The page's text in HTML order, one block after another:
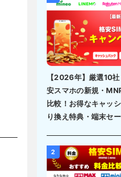
【2026年】厳選10
安スマホの新規・
比較！お得なキャッ
り換え特典・端末セ
2